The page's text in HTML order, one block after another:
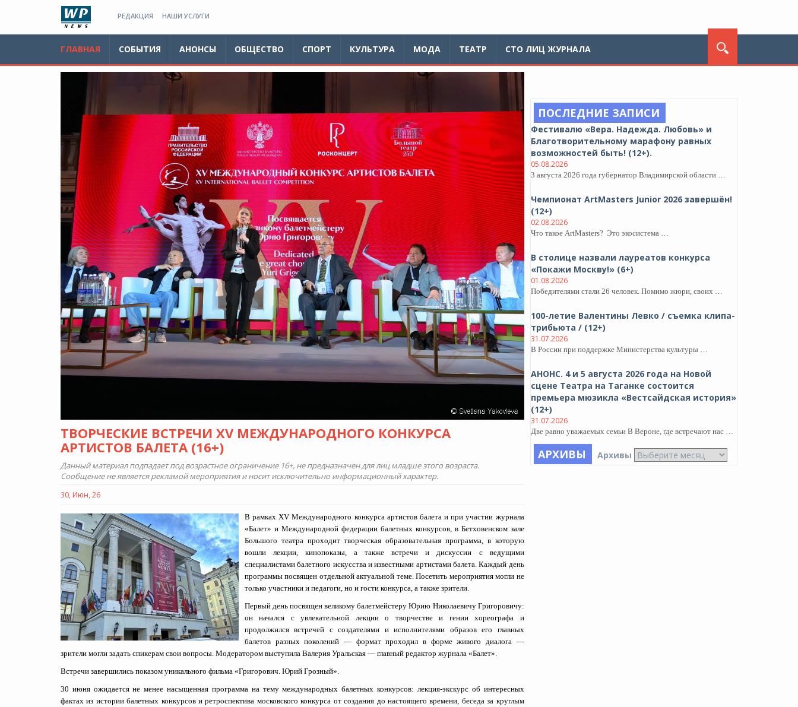
РЕДАКЦИЯ НАШИ УСЛУГИ
ГЛАВНАЯ СОБЫТИЯ АНОНСЫ ОБЩЕСТВО СПОРТ КУЛЬТУРА МОДА ТЕАТР СТО ЛИЦ ЖУРНАЛА
ТВОРЧЕСКИЕ ВСТРЕЧИ XV МЕЖДУНАРОДНОГО КОНКУРСА
АРТИСТОВ БАЛЕТА (16+)
Данный материал подпадает под возрастное ограничение 16+, не предназначен для лиц младше этого возраста.
Сообщение не является рекламой мероприятия и носит исключительно информационный характер.
30, Июн, 26
В рамках XV Международного конкурса артистов балета и при участии журнала
«Балет» и Международной федерации балетных конкурсов, в Бетховенском зале
Большого театра проходит творческая образовательная программа, в которую
вошли лекции, кинопоказы, а также встречи и дискуссии с ведущими
специалистами балетного искусства и известными артистами балета. Каждый день
программы посвящен отдельной актуальной теме. Посетить мероприятия могли не
только участники и педагоги, но и гости конкурса, а также зрители.
Первый день посвящен великому балетмейстеру Юрию Николаевичу Григоровичу:
он начался с увлекательной лекции о творчестве и гении хореографа и
продолжился встречей с создателями и исполнителями образов его главных
балетов разных поколений — формат проходил в форме живого диалога —
зрители могли задать спикерам свои вопросы. Модератором выступила Валерия Уральская — главный редактор журнала «Балет».
Встречи завершились показом уникального фильма «Григорович. Юрий Грозный».
30 июня ожидается не менее насыщенная программа на тему международных балетных конкурсов: лекция-экскурс об интересных
фактах из истории балетных конкурсов и ретроспектива московского конкурса от создания до настоящего времени, беседа за круглым
ПОСЛЕДНИЕ ЗАПИСИ
Фестивалю «Вера. Надежда. Любовь» и
Благотворительному марафону равных
возможностей быть! (12+).
05.08.2026
3 августа 2026 года губернатор Владимирской области …
Чемпионат ArtMasters Junior 2026 завершён!
(12+)
02.08.2026
Что такое ArtMasters? Это экосистема …
В столице назвали лауреатов конкурса
«Покажи Москву!» (6+)
01.08.2026
Победителями стали 26 человек. Помимо жюри, своих …
100-летие Валентины Левко / съемка клипа-
трибьюта / (12+)
31.07.2026
В России при поддержке Министерства культуры …
АНОНС. 4 и 5 августа 2026 года на Новой
сцене Театра на Таганке состоится
премьера мюзикла «Вестсайдская история»
(12+)
31.07.2026
Две равно уважаемых семьи В Вероне, где встречают нас …
АРХИВЫ Архивы